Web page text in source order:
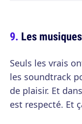
Les
Seuls les vrais
les soundtrack
de plaisir. Et
est respecté. Et